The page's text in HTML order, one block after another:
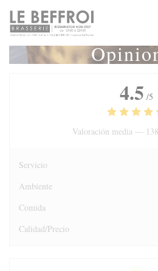
Personalización de sus opciones de
4.5 /5
Valoración media —
Servicio
Ambiente
Comida
Calidad/Precio